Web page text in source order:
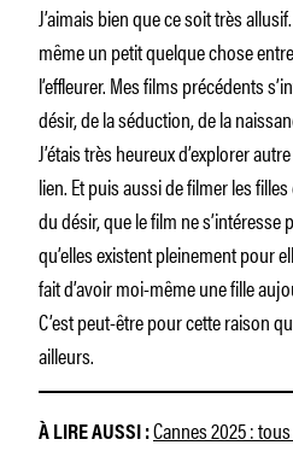
J’aimais bien que ce soit très
même un petit quelque chose
l’effleurer. Mes films précédents
désir, de la séduction, de la
J’étais très heureux d’explorer
lien. Et puis aussi de filmer les
du désir, que le film ne s’intéresse
qu’elles existent pleinement pour
fait d’avoir moi-même une fille
C’est peut-être pour cette raison
ailleurs.
À LIRE AUSSI :Cannes 2025 :